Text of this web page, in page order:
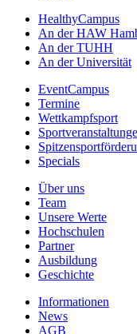
HealthyCampus
An der HAW
An der TUHH
An der Universität
EventCampus
Termine
Wettkampfsport
Specials
Über uns
Team
Unsere Werte
Hochschulen
Partner
Ausbildung
Geschichte
Informationen
News
AGB